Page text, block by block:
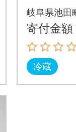
ュエル
岐阜県池田
寄付金額
冷蔵